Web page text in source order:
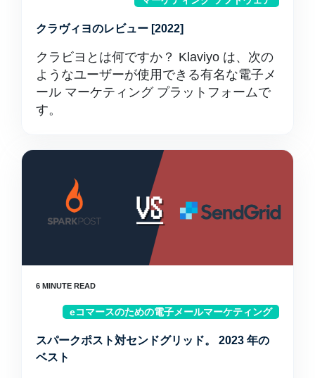
クラヴィヨのレビュー [2022]
クラビヨとは何ですか？ Klaviyo は、次の
ようなユーザーが使用できる有名な電子メ
ール マーケティング プラットフォームで
す。
eコマースのための電子メールマーケティング
スパークポスト対センドグリッド。 2023 年の
ベスト